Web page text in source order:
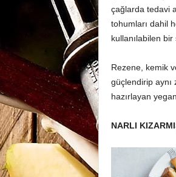
çağlarda tedavi
tohumları dahil
kullanılabilen bir
Rezene, kemik
güçlendirip aynı
hazırlayan
NARLI